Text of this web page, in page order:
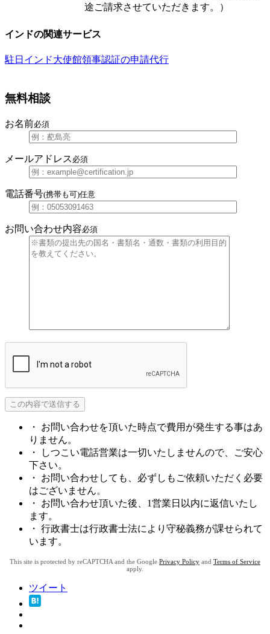
途ご請求させていただきます。）
インドの関連サービス
駐日インド大使館領事認証の申請代行
無料相談
お名前必須
メールアドレス 必須
電話番号(携帯も可)任意
お問い合わせ内容必須
・ お問い合わせを頂いた時点で費用が発生する事はあ
りません。
・ しつこい電話営業は一切いたしませんので、ご安心
下さい。
・ お問い合わせしても、必ずしもご依頼いただく必要
はございません。
・ お問い合わせ頂いた後、1営業日以内に返信いたし
ます。
・ 行政書士は行政書士法により守秘義務が課せられて
います。
This site is protected by reCAPTCHA and the Google Privacy Policy and Terms of Service
apply.
ツイート